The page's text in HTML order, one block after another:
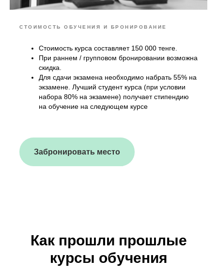
СТОИМОСТЬ ОБУЧЕНИЯ И БРОНИРОВАНИЕ
Стоимость курса составляет 150 000 тенге.
При раннем / групповом бронировании возможна
скидка.
Для сдачи экзамена необходимо набрать 55% на
экзамене. Лучший студент курса (при условии
набора 80% на экзамене) получает стипендию
на обучение на следующем курсе
Забронировать место
Как прошли прошлые
курсы обучения